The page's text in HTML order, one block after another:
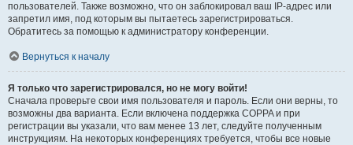
пользователей. Также возможно, что он заблокировал ваш IP-адрес или
запретил имя, под которым вы пытаетесь зарегистрироваться.
Обратитесь за помощью к администратору конференции.
Вернуться к началу
Я только что зарегистрировался, но не могу войти!
Сначала проверьте свои имя пользователя и пароль. Если они верны, то
возможны два варианта. Если включена поддержка COPPA и при
регистрации вы указали, что вам менее 13 лет, следуйте полученным
инструкциям. На некоторых конференциях требуется, чтобы все новые